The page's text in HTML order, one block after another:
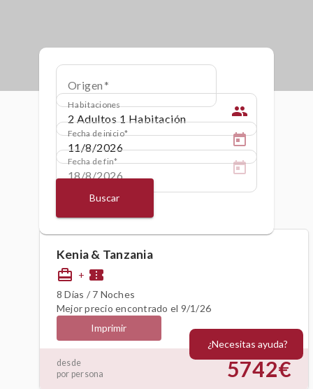
Origen
Habitaciones people
Fecha de inicio
Fecha de fin
Buscar
Kenia & Tanzania
card_travel + confirmation_number
8 Días / 7 Noches
Mejor precio encontrado el 9/1/26
Imprimir
desde
por persona
5742€
¿Necesitas ayuda?